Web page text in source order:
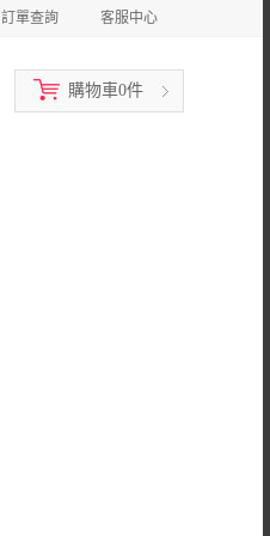
訂單查詢 客服中心
購物車0件